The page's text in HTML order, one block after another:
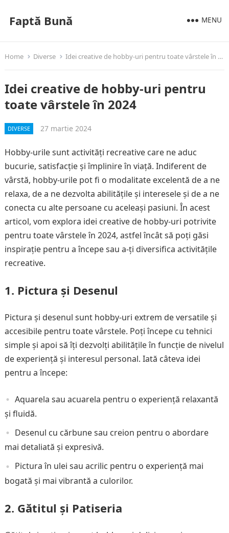
Faptă Bună MENU
Home Diverse Idei creative de hobby-uri pentru toate vârstele în 2024
Idei creative de hobby-uri pentru
toate vârstele în 2024
DIVERSE 27 martie 2024
Hobby-urile sunt activități recreative care ne aduc
bucurie, satisfacție și împlinire în viață. Indiferent de
vârstă, hobby-urile pot fi o modalitate excelentă de a ne
relaxa, de a ne dezvolta abilitățile și interesele și de a ne
conecta cu alte persoane cu aceleași pasiuni. În acest
articol, vom explora idei creative de hobby-uri potrivite
pentru toate vârstele în 2024, astfel încât să poți găsi
inspirație pentru a începe sau a-ți diversifica activitățile
recreative.
1. Pictura și Desenul
Pictura și desenul sunt hobby-uri extrem de versatile și
accesibile pentru toate vârstele. Poți începe cu tehnici
simple și apoi să îți dezvolți abilitățile în funcție de nivelul
de experiență și interesul personal. Iată câteva idei
pentru a începe:
Aquarela sau acuarela pentru o experiență relaxantă
și fluidă.
Desenul cu cărbune sau creion pentru o abordare
mai detaliată și expresivă.
Pictura în ulei sau acrilic pentru o experiență mai
bogată și mai vibrantă a culorilor.
2. Gătitul și Patiseria